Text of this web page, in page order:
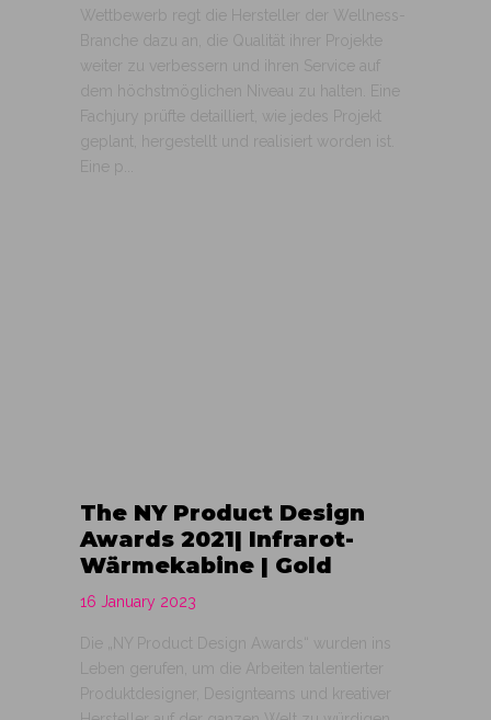
Wettbewerb regt die Hersteller der Wellness-
Branche dazu an, die Qualität ihrer Projekte
weiter zu verbessern und ihren Service auf
dem höchstmöglichen Niveau zu halten. Eine
Fachjury prüfte detailliert, wie jedes Projekt
geplant, hergestellt und realisiert worden ist.
Eine p...
The NY Product Design
Awards 2021| Infrarot-
Wärmekabine | Gold
16 January 2023
Die „NY Product Design Awards“ wurden ins
Leben gerufen, um die Arbeiten talentierter
Produktdesigner, Designteams und kreativer